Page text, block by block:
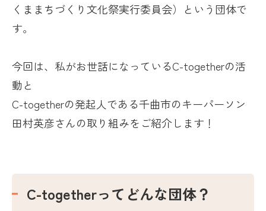
くままちづくり文化祭実行委員会）という団体で
す。
今回は、私がお世話になっているC-togetherの活
動と
C-togetherの発起人である千曲市のキーパーソン
田村英彦さんの取り組みをご紹介します！
C-togetherってどんな団体？